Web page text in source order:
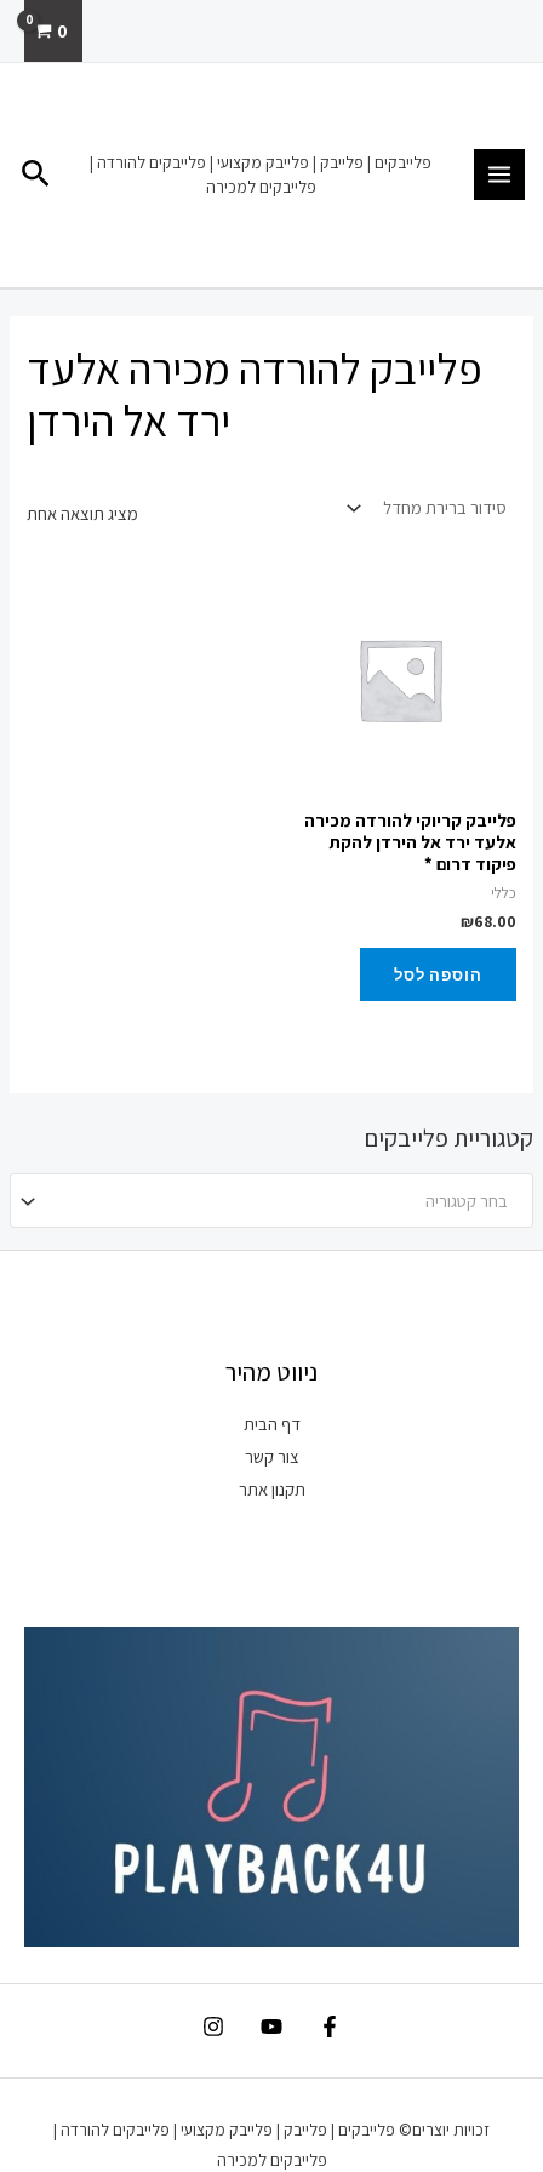
0
פלייבקים | פלייבק | פלייבק מקצועי | פלייבקים להורדה |
פלייבקים למכירה
קטגוריית פלייבקים
בחר קטגוריה
פלייבק להורדה מכירה אלעד
ירד אל הירדן
מציג תוצאה אחת
פלייבק קריוקי להורדה מכירה
אלעד ירד אל הירדן להקת
פיקוד דרום *
כללי
₪68.00
הוספה לסל
ניווט מהיר
דף הבית
צור קשר
תקנון אתר
זכויות יוצרים© פלייבקים | פלייבק | פלייבק מקצועי | פלייבקים להורדה |
פלייבקים למכירה